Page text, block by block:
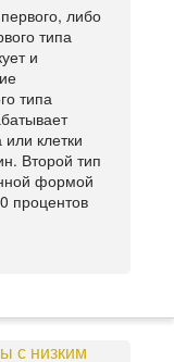
либо
типа
и
типа
или клетки
Второй тип
формой
процентов